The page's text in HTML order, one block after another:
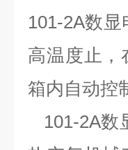
101-2A数
高温度止，
箱内自动控
101-2A数